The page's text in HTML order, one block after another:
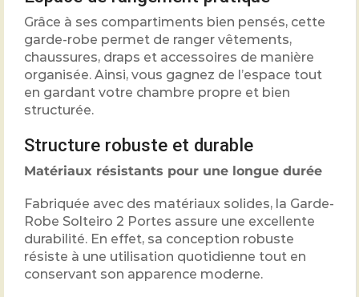
Grâce à ses compartiments bien pensés, cette
garde-robe permet de ranger vêtements,
chaussures, draps et accessoires de manière
organisée. Ainsi, vous gagnez de l’espace tout
en gardant votre chambre propre et bien
structurée.
Structure robuste et durable
Matériaux résistants pour une longue durée
Fabriquée avec des matériaux solides, la Garde-
Robe Solteiro 2 Portes assure une excellente
durabilité. En effet, sa conception robuste
résiste à une utilisation quotidienne tout en
conservant son apparence moderne.